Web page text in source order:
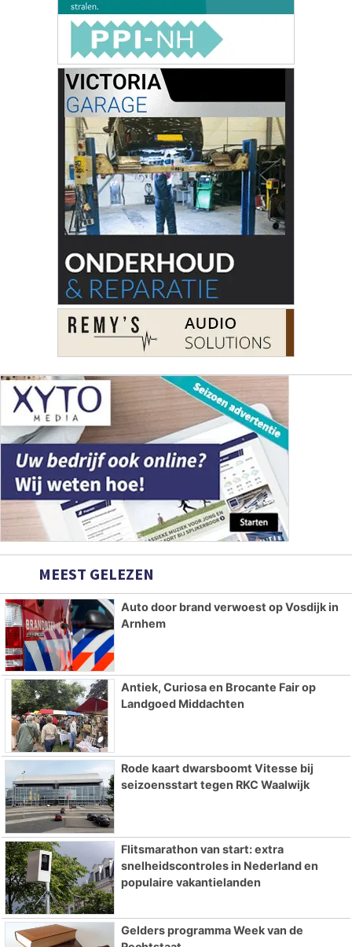
MEEST GELEZEN
Auto door brand verwoest op Vosdijk in
Arnhem
Antiek, Curiosa en Brocante Fair op
Landgoed Middachten
Rode kaart dwarsboomt Vitesse bij
seizoensstart tegen RKC Waalwijk
Flitsmarathon van start: extra
snelheidscontroles in Nederland en
populaire vakantielanden
Gelders programma Week van de